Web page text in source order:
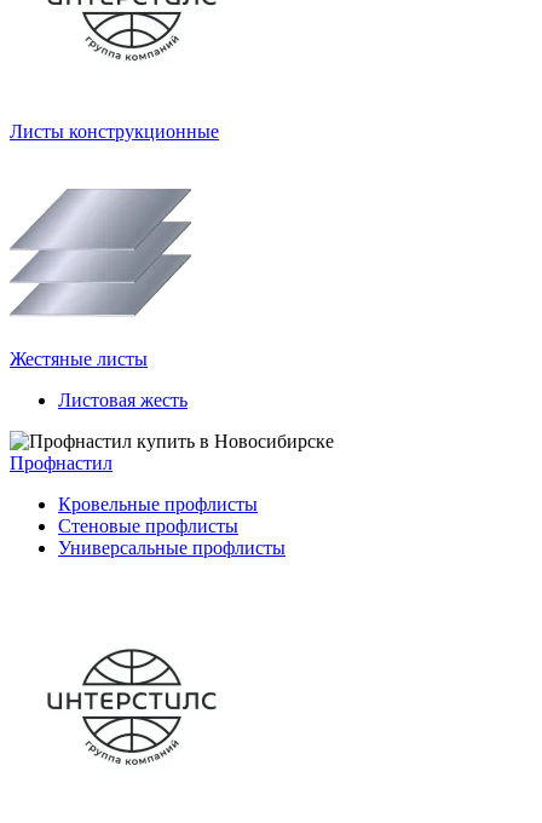
Листы конструкционные
Жестяные листы
Листовая жесть
Профнастил
Кровельные профлисты
Стеновые профлисты
Универсальные профлисты